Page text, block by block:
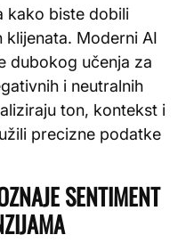
kako biste dobili
Moderni AI
dubokog učenja za
i neutralnih
ton, kontekst i
precizne podatke
SENTIMENT